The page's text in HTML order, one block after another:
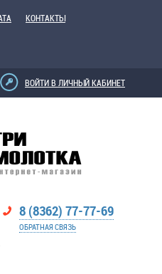
КОНТАКТЫ
ВОЙТИ В ЛИЧНЫЙ КАБИНЕТ
8 (8362) 77-77-69
ОБРАТНАЯ СВЯЗЬ